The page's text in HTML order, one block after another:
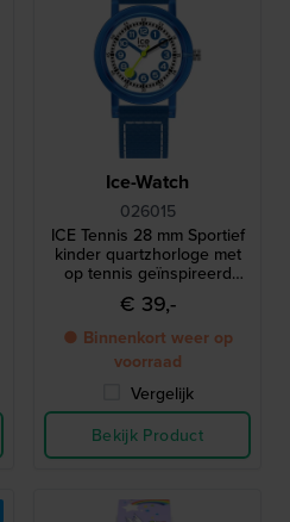
Ice-Watch
026015
ICE Tennis 28 mm Sportief
kinder quartzhorloge met
op tennis geïnspireerd
ontwerp
€ 39,-
● Binnenkort weer op
voorraad
Vergelijk
Bekijk Product